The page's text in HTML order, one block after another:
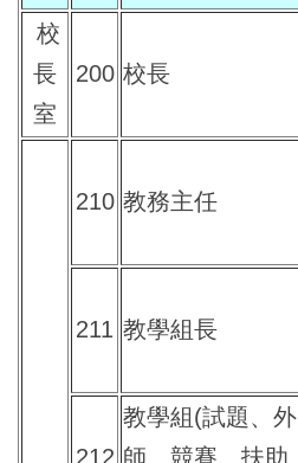
校
長
室
200 校長
210 教務主任
211 教學組長
212
教學組(試題、外
師、競賽、扶助